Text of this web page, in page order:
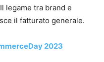
legame tra brand e
il fatturato generale.
2023